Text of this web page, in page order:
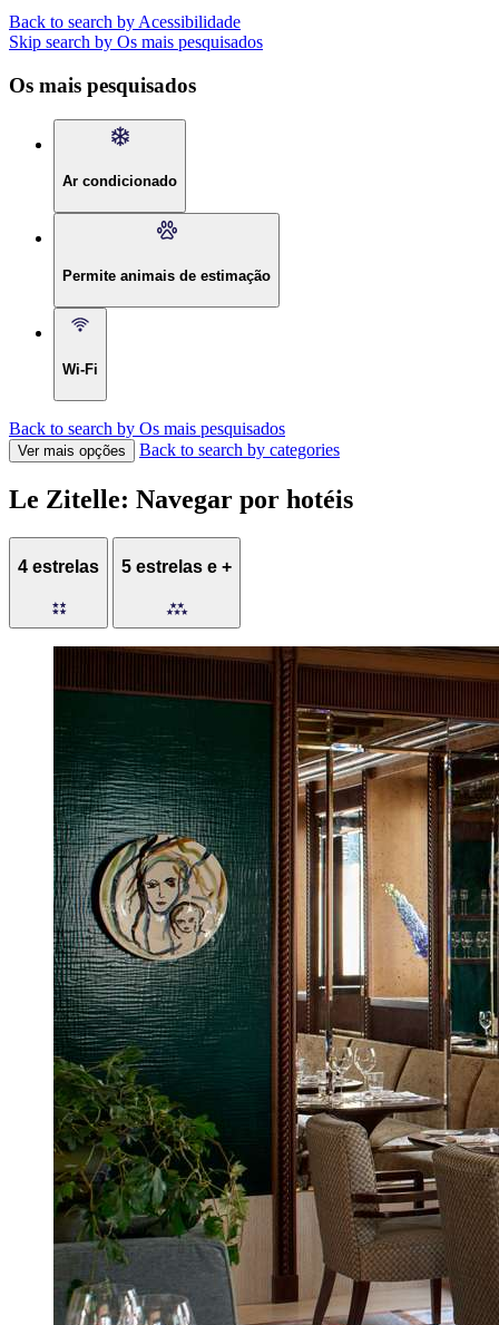
Back to search by Acessibilidade
Skip search by Os mais pesquisados
Os mais pesquisados
Ar condicionado
Permite animais de estimação
Wi-Fi
Back to search by Os mais pesquisados
Ver mais opções Back to search by categories
Le Zitelle: Navegar por hotéis
4 estrelas 5 estrelas e +